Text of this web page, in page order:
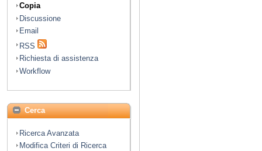
Copia
Discussione
Email
RSS
Richiesta di assistenza
Workflow
Cerca
Ricerca Avanzata
Modifica Criteri di Ricerca